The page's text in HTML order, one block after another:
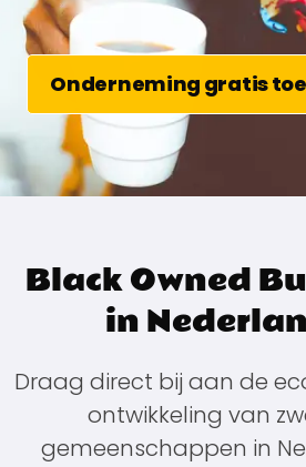
Onderneming gratis
Black Owned
in
Draag direct bij aan de
ontwikkeling van
gemeenschappen in